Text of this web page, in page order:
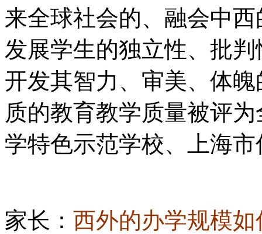
来全球社会的、融会中
发展学生的独立性、批
开发其智力、审美、体
质的教育教学质量被评
学特色示范学校、上海
家长： 西外的办学规模如